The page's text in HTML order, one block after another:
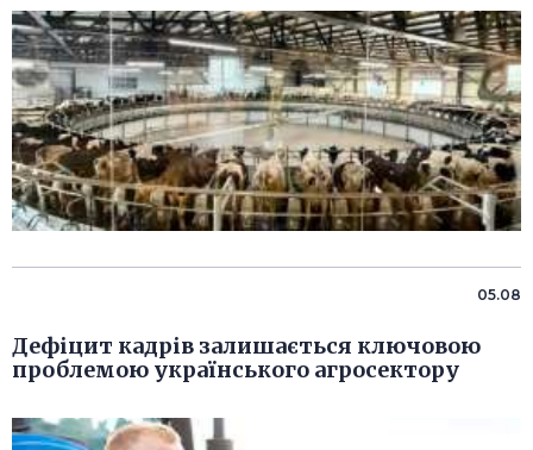
05.08
Дефіцит кадрів залишається ключовою
проблемою українського агросектору